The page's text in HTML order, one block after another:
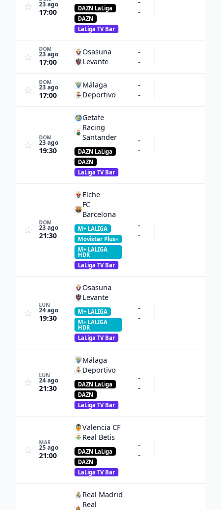
☆ 23 ago
17:00
DAZN LaLiga
DAZN
LaLiga TV Bar
-
☆
DOM
23 ago
17:00
Osasuna
Levante
-
-
☆
DOM
23 ago
17:00
Málaga
Deportivo
-
-
☆
DOM
23 ago
19:30
Getafe
Racing
Santander
DAZN LaLiga
DAZN
LaLiga TV Bar
-
-
☆
DOM
23 ago
21:30
Elche
FC
Barcelona
M+ LALIGA
Movistar Plus+
M+ LALIGA
HDR
LaLiga TV Bar
-
-
☆
LUN
24 ago
19:30
Osasuna
Levante
M+ LALIGA
M+ LALIGA
HDR
LaLiga TV Bar
-
-
☆
LUN
24 ago
21:30
Málaga
Deportivo
DAZN LaLiga
DAZN
LaLiga TV Bar
-
-
☆
MAR
25 ago
21:00
Valencia CF
Real Betis
DAZN LaLiga
DAZN
LaLiga TV Bar
-
-
Real Madrid
Real